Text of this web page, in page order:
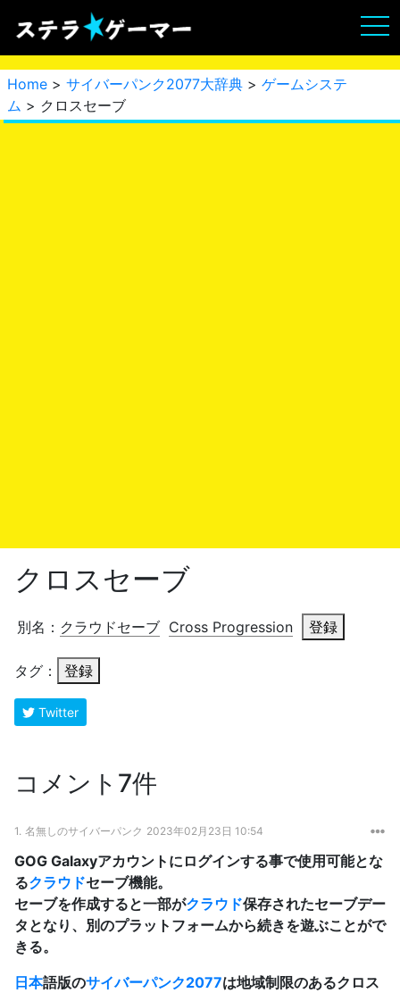
Home > サイバーパンク2077大辞典 > ゲームシステ
ム > クロスセーブ
クロスセーブ
別名： クラウドセーブ Cross Progression 登録
タグ： 登録
Twitter
コメント7件
1. 名無しのサイバーパンク 2023年02月23日 10:54
GOG Galaxyアカウントにログインする事で使用可能とな
るクラウドセーブ機能。
セーブを作成すると一部がクラウド保存されたセーブデー
タとなり、別のプラットフォームから続きを遊ぶことがで
きる。
日本語版のサイバーパンク2077は地域制限のあるクロス